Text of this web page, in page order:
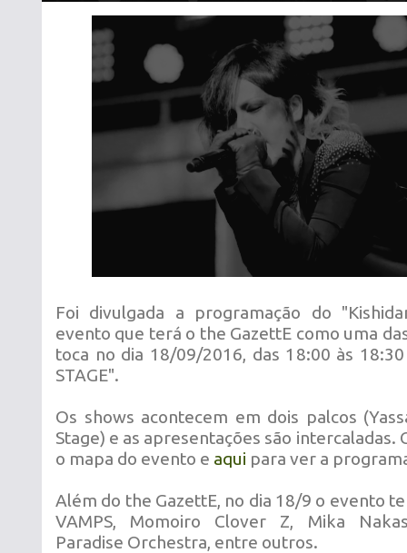
Foi divulgada a programação do
evento que terá o the GazettE como uma
toca no dia 18/09/2016, das 18:00 às
STAGE".
Os shows acontecem em dois palcos
Stage) e as apresentações são intercaladas.
o mapa do evento e aqui para ver a
Além do the GazettE, no dia 18/9 o evento
VAMPS, Momoiro Clover Z, Mika
Paradise Orchestra, entre outros.